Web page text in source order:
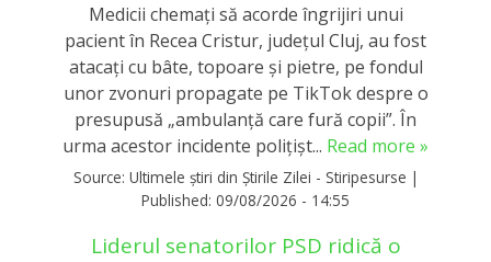
Medicii chemaţi să acorde îngrijiri unui
pacient în Recea Cristur, judeţul Cluj, au fost
atacaţi cu bâte, topoare şi pietre, pe fondul
unor zvonuri propagate pe TikTok despre o
presupusă „ambulanţă care fură copii”. În
urma acestor incidente polițișt... Read more »
Source: Ultimele știri din Știrile Zilei - Stiripesurse |
Published: 09/08/2026 - 14:55
Liderul senatorilor PSD ridică o